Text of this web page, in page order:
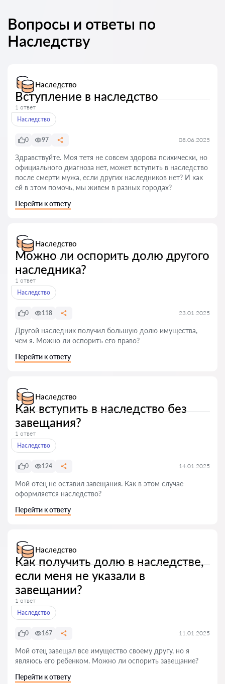
Вопросы и ответы по
Наследству
Наследство
Вступление в наследство
1 ответ
Наследство
0 97 08.06.2025
Здравствуйте. Моя тетя не совсем здорова психически, но
официального диагноза нет, может вступить в наследство
после смерти мужа, если других наследников нет? И как
ей в этом помочь, мы живем в разных городах?
Перейти к ответу
Наследство
Можно ли оспорить долю другого
наследника?
1 ответ
Наследство
0 118 23.01.2025
Другой наследник получил большую долю имущества,
чем я. Можно ли оспорить его право?
Перейти к ответу
Наследство
Как вступить в наследство без
завещания?
1 ответ
Наследство
0 124 14.01.2025
Мой отец не оставил завещания. Как в этом случае
оформляется наследство?
Перейти к ответу
Наследство
Как получить долю в наследстве,
если меня не указали в
завещании?
1 ответ
Наследство
0 167 11.01.2025
Мой отец завещал все имущество своему другу, но я
являюсь его ребенком. Можно ли оспорить завещание?
Перейти к ответу